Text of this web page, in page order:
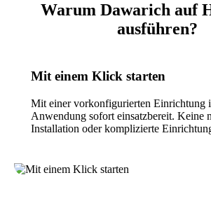
Warum Dawarich auf
ausführen?
Mit einem Klick starten
Mit einer vorkonfigurierten Einrichtung
Anwendung sofort einsatzbereit. Keine
Installation oder komplizierte